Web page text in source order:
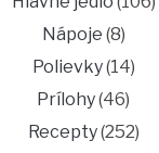
Nápoje (8)
Polievky(14)
Prílohy(46)
Recepty(252)